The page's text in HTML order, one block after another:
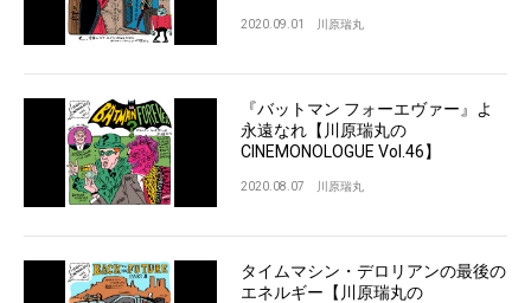
2020.09.01 川原瑞丸
『バットマン フォーエヴァー』よ
永遠なれ【川原瑞丸の
CINEMONOLOGUE Vol.46】
2020.08.07 川原瑞丸
タイムマシン・デロリアンの最後の
エネルギー【川原瑞丸の